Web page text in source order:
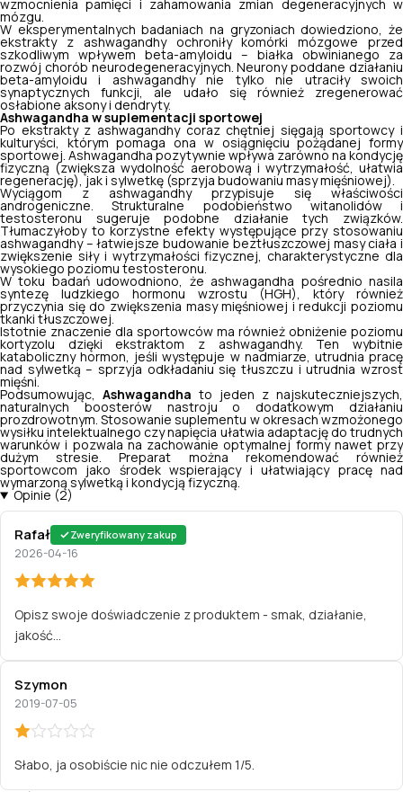
wzmocnienia pamięci i zahamowania zmian degeneracyjnych w
mózgu.
W eksperymentalnych badaniach na gryzoniach dowiedziono, że
ekstrakty z ashwagandhy ochroniły komórki mózgowe przed
szkodliwym wpływem beta-amyloidu – białka obwinianego za
rozwój chorób neurodegeneracyjnych. Neurony poddane działaniu
beta-amyloidu i ashwagandhy nie tylko nie utraciły swoich
synaptycznych funkcji, ale udało się również zregenerować
osłabione aksony i dendryty.
Ashwagandha w suplementacji sportowej
Po ekstrakty z ashwagandhy coraz chętniej sięgają sportowcy i
kulturyści, którym pomaga ona w osiągnięciu pożądanej formy
sportowej. Ashwagandha pozytywnie wpływa zarówno na kondycję
fizyczną (zwiększa wydolność aerobową i wytrzymałość, ułatwia
regenerację), jak i sylwetkę (sprzyja budowaniu masy mięśniowej).
Wyciągom z ashwagandhy przypisuje się właściwości
androgeniczne. Strukturalne podobieństwo witanolidów i
testosteronu sugeruje podobne działanie tych związków.
Tłumaczyłoby to korzystne efekty występujące przy stosowaniu
ashwagandhy – łatwiejsze budowanie beztłuszczowej masy ciała i
zwiększenie siły i wytrzymałości fizycznej, charakterystyczne dla
wysokiego poziomu testosteronu.
W toku badań udowodniono, że ashwagandha pośrednio nasila
syntezę ludzkiego hormonu wzrostu (HGH), który również
przyczynia się do zwiększenia masy mięśniowej i redukcji poziomu
tkanki tłuszczowej.
Istotnie znaczenie dla sportowców ma również obniżenie poziomu
kortyzolu dzięki ekstraktom z ashwagandhy. Ten wybitnie
kataboliczny hormon, jeśli występuje w nadmiarze, utrudnia pracę
nad sylwetką – sprzyja odkładaniu się tłuszczu i utrudnia wzrost
mięśni.
Podsumowując,
Ashwagandha to jeden z najskuteczniejszych,
naturalnych boosterów nastroju o dodatkowym działaniu
prozdrowotnym. Stosowanie suplementu w okresach wzmożonego
wysiłku intelektualnego czy napięcia ułatwia adaptację do trudnych
warunków i pozwala na zachowanie optymalnej formy nawet przy
dużym stresie. Preparat można rekomendować również
sportowcom jako środek wspierający i ułatwiający pracę nad
wymarzoną sylwetką i kondycją fizyczną.
Opinie (2)
Rafał Zweryfikowany zakup
2026-04-16
Opisz swoje doświadczenie z produktem - smak, działanie,
jakość...
Szymon
2019-07-05
Słabo, ja osobiście nic nie odczułem 1/5.